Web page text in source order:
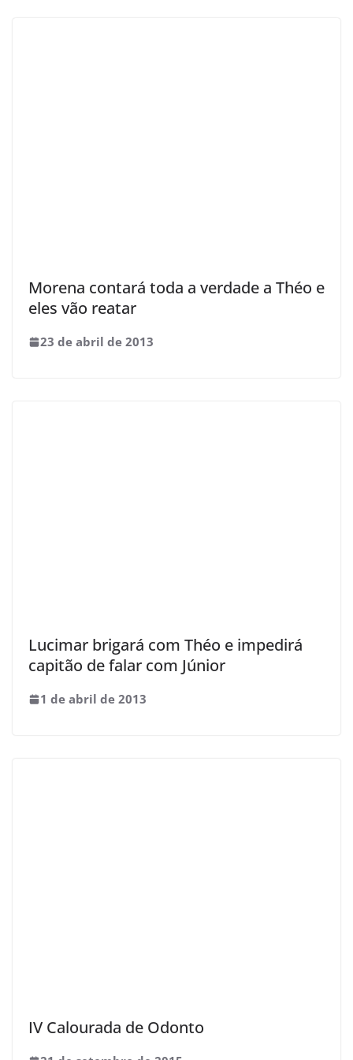
Morena contará toda a verdade a Théo e
eles vão reatar
23 de abril de 2013
Lucimar brigará com Théo e impedirá
capitão de falar com Júnior
1 de abril de 2013
IV Calourada de Odonto